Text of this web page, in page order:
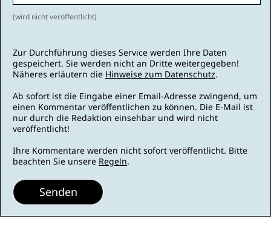
(wird nicht veröffentlicht)
Zur Durchführung dieses Service werden Ihre Daten
gespeichert. Sie werden nicht an Dritte weitergegeben!
Näheres erläutern die Hinweise zum Datenschutz.
Ab sofort ist die Eingabe einer Email-Adresse zwingend, um
einen Kommentar veröffentlichen zu können. Die E-Mail ist
nur durch die Redaktion einsehbar und wird nicht
veröffentlicht!
Ihre Kommentare werden nicht sofort veröffentlicht. Bitte
beachten Sie unsere Regeln.
Senden